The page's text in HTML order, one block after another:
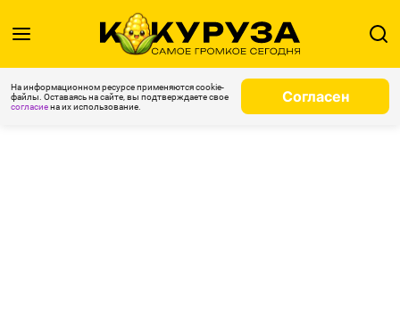
На информационном ресурсе применяются cookie-
файлы. Оставаясь на сайте, вы подтверждаете свое
согласиена их использование.
Согласен